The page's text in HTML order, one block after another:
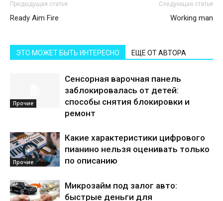
Предыдущая статья
Ready Aim Fire
Следующая статья
Working man
ЭТО МОЖЕТ БЫТЬ ИНТЕРЕСНО ЕЩЕ ОТ АВТОРА
Прочие
Сенсорная варочная панель
заблокировалась от детей:
способы снятия блокировки и
ремонт
Прочие
Какие характеристики цифрового
пианино нельзя оценивать только
по описанию
Микрозайм под залог авто:
быстрые деньги для